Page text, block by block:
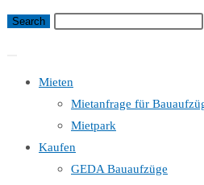
Mieten
Mietanfrage für
Mietpark
Kaufen
GEDA Bauaufzüge